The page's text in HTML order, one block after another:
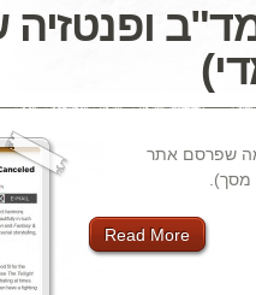
ופנטזיה
שפרסם אתר
Read More